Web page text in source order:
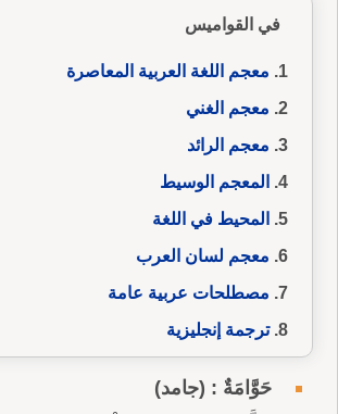
في القواميس
معجم اللغة العربية المعاصرة
معجم الغني
معجم الرائد
المعجم الوسيط
المحيط في اللغة
معجم لسان العرب
مصطلحات عربية عامة
ترجمة إنجليزية
حَوَّامَةٌ : (جامد)